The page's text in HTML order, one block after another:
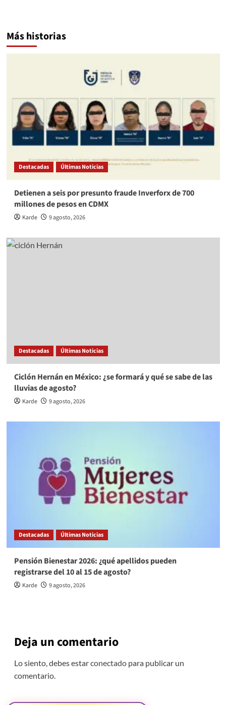
Más historias
Destacadas Últimas Noticias
Detienen a seis por presunto fraude Inverforx de 700
millones de pesos en CDMX
Karde 9 agosto, 2026
Destacadas Últimas Noticias
Ciclón Hernán en México: ¿se formará y qué se sabe de las
lluvias de agosto?
Karde 9 agosto, 2026
Destacadas Últimas Noticias
Pensión Bienestar 2026: ¿qué apellidos pueden
registrarse del 10 al 15 de agosto?
Karde 9 agosto, 2026
Deja un comentario
Lo siento, debes estarconectadopara publicar un
comentario.